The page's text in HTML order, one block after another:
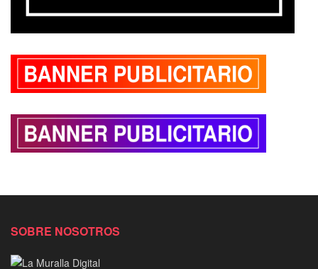
SOBRE NOSOTROS